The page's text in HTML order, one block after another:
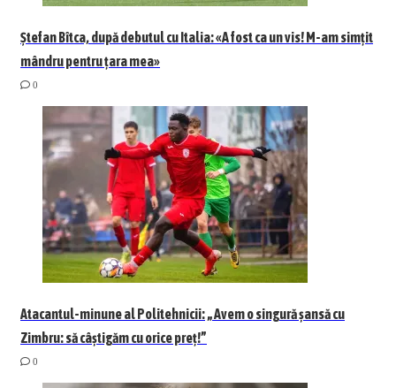
Ștefan Bîtca, după debutul cu Italia: «A fost ca un vis! M-am simțit
mândru pentru țara mea»
0
Atacantul-minune al Politehnicii: „Avem o singură șansă cu
Zimbru: să câștigăm cu orice preț!”
0